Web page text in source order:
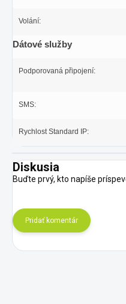
Volání:
Dátové služby
Podporovaná připojení:
SMS:
Rychlost Standard IP:
Diskusia
Buďte prvý, kto napíše
Pridať komentár